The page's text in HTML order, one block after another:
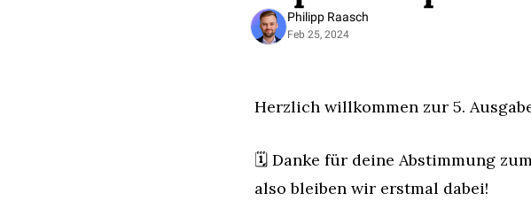
Philipp Raasch
Feb 25, 2024
Herzlich willkommen zur 5.
🗓️ Danke für deine Abstimmung
also bleiben wir erstmal dabei!